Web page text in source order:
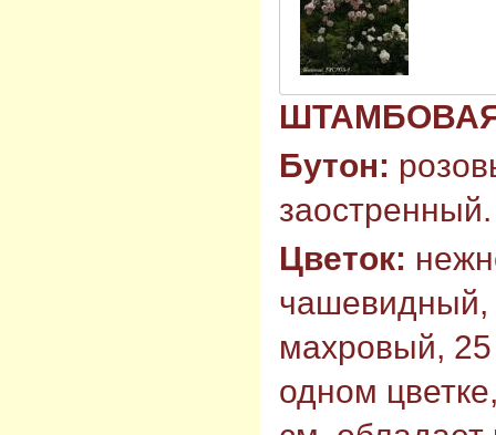
Бутон:
заостренный.
Цветок:
чашевидный,
махровый, 25
одном